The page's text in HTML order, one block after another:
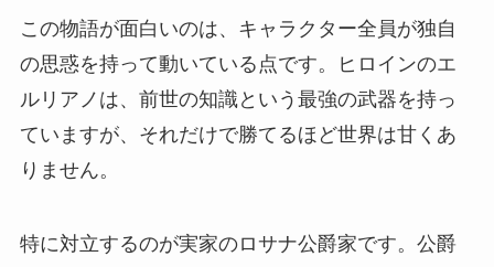
この物語が面白いのは、キャラクター全員が独自
の思惑を持って動いている点です。ヒロインのエ
ルリアノは、前世の知識という最強の武器を持っ
ていますが、それだけで勝てるほど世界は甘くあ
りません。
特に対立するのが実家のロサナ公爵家です。公爵